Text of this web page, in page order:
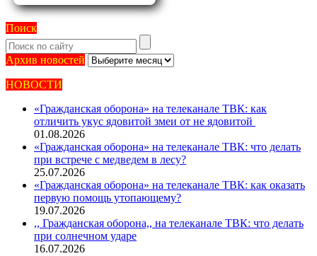
Поиск
Архив новостей
Архив
НОВОСТИ
«Гражданская оборона» на телеканале ТВК: как
отличить укус ядовитой змеи от не ядовитой
01.08.2026
«Гражданская оборона» на телеканале ТВК: что делать
при встрече с медведем в лесу?
25.07.2026
«Гражданская оборона» на телеканале ТВК: как оказать
первую помощь утопающему?
19.07.2026
,, Гражданская оборона,, на телеканале ТВК: что делать
при солнечном ударе
16.07.2026